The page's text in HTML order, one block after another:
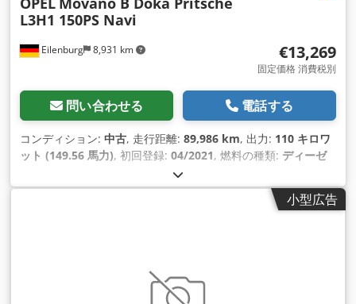
Eilenburg 8,931 km
L3H1 150PS Navi
€13,269
固定価格 消費税別
問い合わせる 電話する
コンディション: 中古, 走行距離: 89,986 km, 出力: 110 キロワ
ット (149.56 馬力), 初回登録: 04/2021, 燃料の種類: ディーゼ
3,500 kg（キログラム）
式, 排出クラス:ユーロ6, 座席数:7, 全長:6,498 mm, 全幅:
ABS（アンチ
小型広告